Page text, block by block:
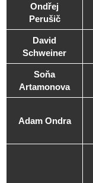
Ondřej
Perušič
David
Schweiner
Soňa
Artamonova
Adam Ondra